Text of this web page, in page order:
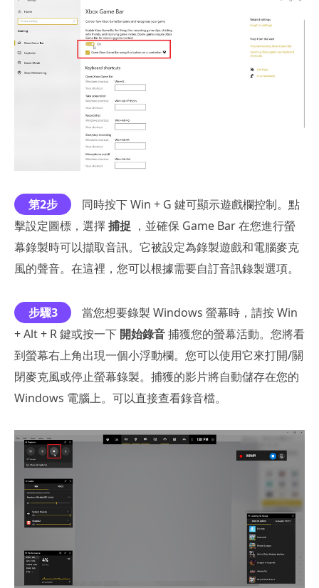
第2步
同時按下 Win + G 鍵可顯示遊戲欄控制。點
擊設定圖標，選擇捕捉 ，並確保 Game Bar 在您進行螢
幕錄製時可以擷取音訊。它被設定為錄製遊戲和電腦麥克
風的聲音。在這裡，您可以根據需要自訂音訊錄製選項。
步驟3
當您想要錄製 Windows 螢幕時，請按 Win
+ Alt + R 鍵或按一下 開始錄音捕獲您的螢幕活動。您將看
到螢幕右上角出現一個小浮動欄。您可以使用它來打開/關
閉麥克風或停止螢幕錄製。捕獲的影片將自動儲存在您的
Windows 電腦上。可以直接查看錄音檔。